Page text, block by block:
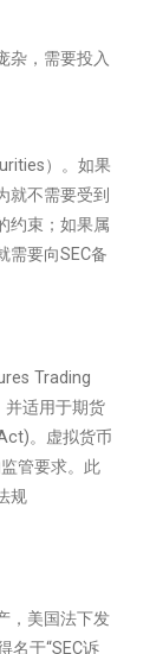
杂，需要投入
）。如果
就不需要受到
约束；如果属
需要向SEC备
Trading
并适用于期货
。虚拟货币
管要求。此
规
，美国法下发
名于“SEC诉